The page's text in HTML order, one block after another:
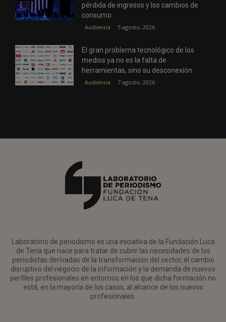
pérdida de ingresos y los cambios de
consumo
Audiencia 5 agosto, 2026
El gran problema tecnológico de los
medios ya no es la falta de
herramientas, sino su desconexión
Audiencia 7 agosto, 2026
Laboratorio de periodismo es una iniciativa de la Fundación Luca
de Tena que nace para tratar de cubrir las necesidades de los
periodistas derivadas de la transformación del sector, el cambio
disruptivo del negocio de la información y la demanda de nuevos
perfiles profesionales en entornos en los que dicha formación no
está, en la mayoría de los casos, al alcance de los nuevos
profesionales.